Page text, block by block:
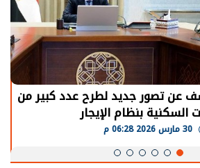
عن تصور جديد لطرح عدد كبير من
السكنية بنظام الإيجار